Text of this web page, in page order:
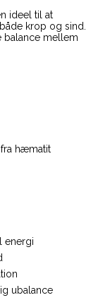
ideel til at
krop og sind.
balance mellem
hæmatit
energi
ubalance